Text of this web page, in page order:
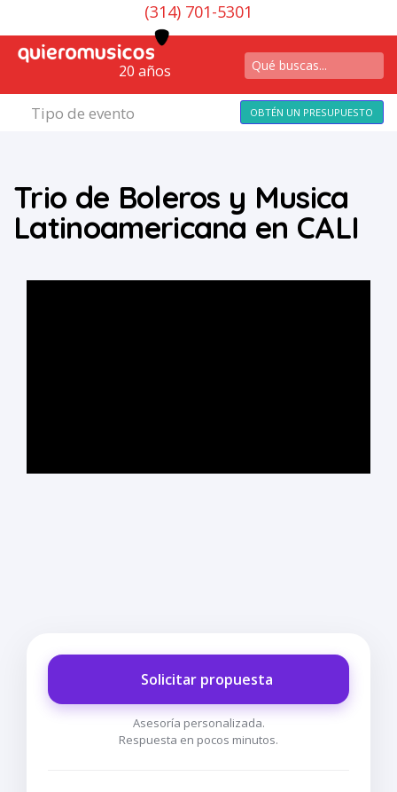
(314) 701-5301
20 años
Tipo de evento OBTÉN UN PRESUPUESTO
Trio de Boleros y Musica
Latinoamericana en CALI
Solicitar propuesta
Asesoría personalizada.
Respuesta en pocos minutos.